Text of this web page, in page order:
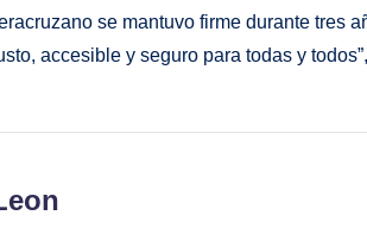
se mantuvo firme durante tres
accesible y seguro para todas y